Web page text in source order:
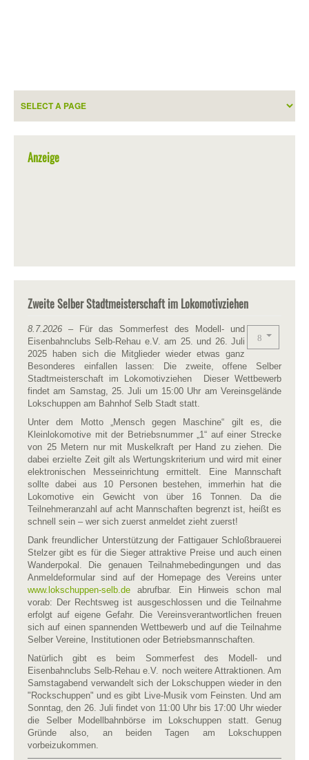
Anzeige
Zweite Selber Stadtmeisterschaft im Lokomotivziehen
8.7.2026 – Für das Sommerfest des Modell- und
Eisenbahnclubs Selb-Rehau e.V. am 25. und 26. Juli
2025 haben sich die Mitglieder wieder etwas ganz
Besonderes einfallen lassen: Die zweite, offene Selber
Stadtmeisterschaft im Lokomotivziehen Dieser Wettbewerb
findet am Samstag, 25. Juli um 15:00 Uhr am Vereinsgelände
Lokschuppen am Bahnhof Selb Stadt statt.
Unter dem Motto „Mensch gegen Maschine“ gilt es, die
Kleinlokomotive mit der Betriebsnummer „1“ auf einer Strecke
von 25 Metern nur mit Muskelkraft per Hand zu ziehen. Die
dabei erzielte Zeit gilt als Wertungskriterium und wird mit einer
elektronischen Messeinrichtung ermittelt. Eine Mannschaft
sollte dabei aus 10 Personen bestehen, immerhin hat die
Lokomotive ein Gewicht von über 16 Tonnen. Da die
Teilnehmeranzahl auf acht Mannschaften begrenzt ist, heißt es
schnell sein – wer sich zuerst anmeldet zieht zuerst!
Dank freundlicher Unterstützung der Fattigauer Schloßbrauerei
Stelzer gibt es für die Sieger attraktive Preise und auch einen
Wanderpokal. Die genauen Teilnahmebedingungen und das
Anmeldeformular sind auf der Homepage des Vereins unter
www.lokschuppen-selb.de abrufbar. Ein Hinweis schon mal
vorab: Der Rechtsweg ist ausgeschlossen und die Teilnahme
erfolgt auf eigene Gefahr. Die Vereinsverantwortlichen freuen
sich auf einen spannenden Wettbewerb und auf die Teilnahme
Selber Vereine, Institutionen oder Betriebsmannschaften.
Natürlich gibt es beim Sommerfest des Modell- und
Eisenbahnclubs Selb-Rehau e.V. noch weitere Attraktionen. Am
Samstagabend verwandelt sich der Lokschuppen wieder in den
"Rockschuppen" und es gibt Live-Musik vom Feinsten. Und am
Sonntag, den 26. Juli findet von 11:00 Uhr bis 17:00 Uhr wieder
die Selber Modellbahnbörse im Lokschuppen statt. Genug
Gründe also, an beiden Tagen am Lokschuppen
vorbeizukommen.